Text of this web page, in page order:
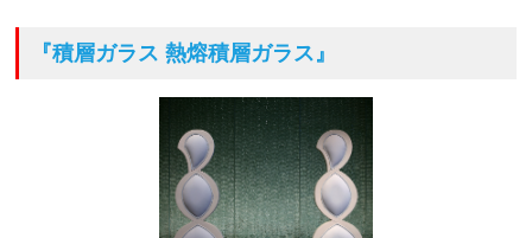
『積層ガラス 熱熔積層ガラス』